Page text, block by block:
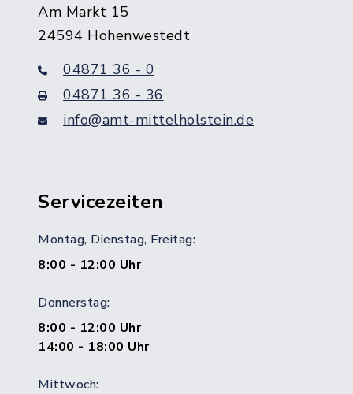
Am Markt 15
24594 Hohenwestedt
04871 36 - 0
04871 36 - 36
info@amt-mittelholstein.de
Servicezeiten
Montag, Dienstag, Freitag:
8:00 - 12:00 Uhr
Donnerstag:
8:00 - 12:00 Uhr
14:00 - 18:00 Uhr
Mittwoch: